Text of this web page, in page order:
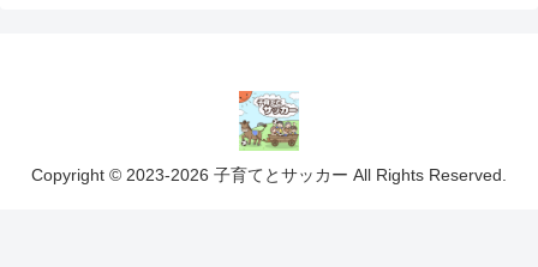
Copyright © 2023-2026 子育てとサッカー All Rights Reserved.